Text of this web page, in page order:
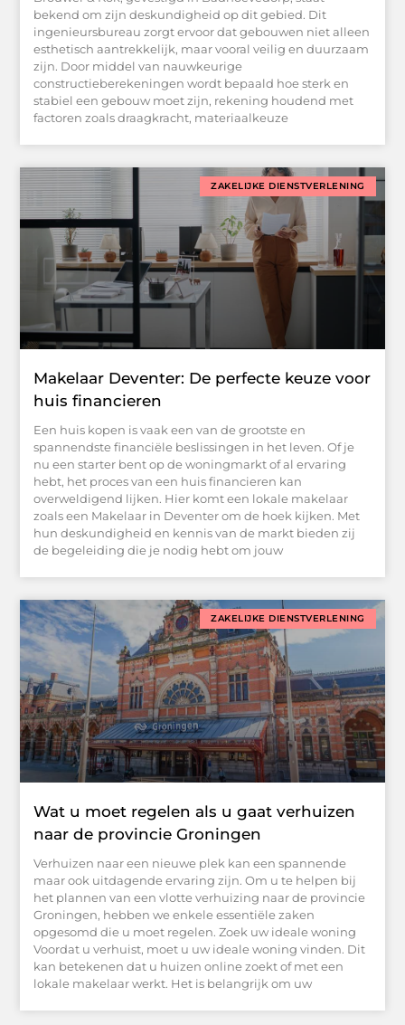
bekend om zijn deskundigheid op dit gebied. Dit
ingenieursbureau zorgt ervoor dat gebouwen niet alleen
esthetisch aantrekkelijk, maar vooral veilig en duurzaam
zijn. Door middel van nauwkeurige
constructieberekeningen wordt bepaald hoe sterk en
stabiel een gebouw moet zijn, rekening houdend met
factoren zoals draagkracht, materiaalkeuze
ZAKELIJKE DIENSTVERLENING
Makelaar Deventer: De perfecte keuze voor
huis financieren
Een huis kopen is vaak een van de grootste en
spannendste financiële beslissingen in het leven. Of je
nu een starter bent op de woningmarkt of al ervaring
hebt, het proces van een huis financieren kan
overweldigend lijken. Hier komt een lokale makelaar
zoals een Makelaar in Deventer om de hoek kijken. Met
hun deskundigheid en kennis van de markt bieden zij
de begeleiding die je nodig hebt om jouw
ZAKELIJKE DIENSTVERLENING
Wat u moet regelen als u gaat verhuizen
naar de provincie Groningen
Verhuizen naar een nieuwe plek kan een spannende
maar ook uitdagende ervaring zijn. Om u te helpen bij
het plannen van een vlotte verhuizing naar de provincie
Groningen, hebben we enkele essentiële zaken
opgesomd die u moet regelen. Zoek uw ideale woning
Voordat u verhuist, moet u uw ideale woning vinden. Dit
kan betekenen dat u huizen online zoekt of met een
lokale makelaar werkt. Het is belangrijk om uw